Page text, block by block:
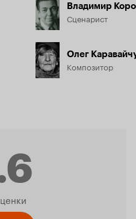
Владимир
Сценарист
Олег
Композитор